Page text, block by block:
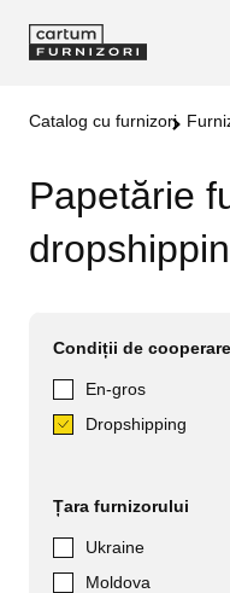
Catalog cu furnizori
Papetărie
Condiții de cooperare
En-gros
Dropshipping
Țara furnizorului
Ukraine
Moldova